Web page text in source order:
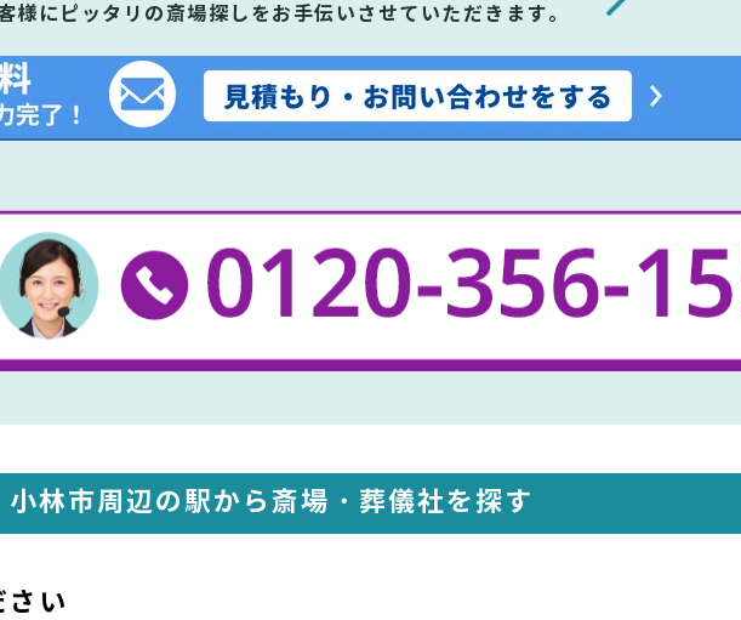
様にピッタリの斎場探しをお手伝いさせていただきます。
小林市周辺の駅から斎場・葬儀社を探す
い